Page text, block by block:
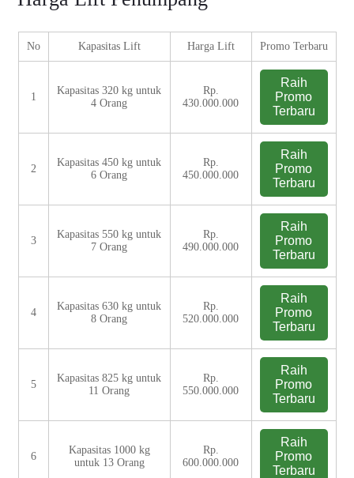
No Kapasitas Lift Harga Lift Promo Terbaru
1
Kapasitas 320 kg untuk
4 Orang
Rp.
430.000.000
Raih
Promo
Terbaru
2
Kapasitas 450 kg untuk
6 Orang
Rp.
450.000.000
Raih
Promo
Terbaru
3
Kapasitas 550 kg untuk
7 Orang
Rp.
490.000.000
Raih
Promo
Terbaru
4
Kapasitas 630 kg untuk
8 Orang
Rp.
520.000.000
Raih
Promo
Terbaru
5
Kapasitas 825 kg untuk
11 Orang
Rp.
550.000.000
Raih
Promo
Terbaru
6
Kapasitas 1000 kg
untuk 13 Orang
Rp.
600.000.000
Raih
Promo
Terbaru